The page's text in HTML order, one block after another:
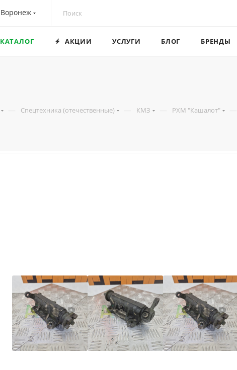
Воронеж
КАТАЛОГ АКЦИИ УСЛУГИ БЛОГ БРЕНДЫ
— Спецтехника (отечественные) — КМЗ — РХМ "Кашалот" —